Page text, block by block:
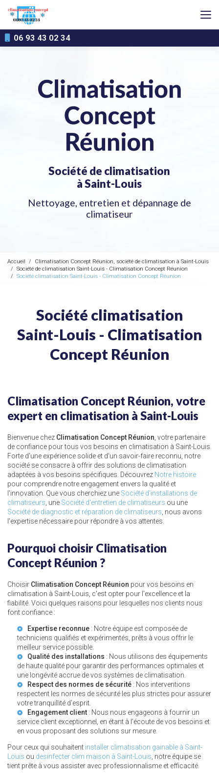
contenu
principal
06 93 43 02 34
Société de climatisation
à Saint-Louis
Nettoyage, entretien et dépannage de
climatiseur
Accueil
Climatisation Concept Réunion, société de climatisation à Saint-Louis
Société de climatisation Saint-Louis - Climatisation Concept Réunion
Société climatisation Saint-Louis - Climatisation Concept Réunion
Société climatisation
Saint-Louis - Climatisation
Concept Réunion
Climatisation Concept Réunion, votre
expert en climatisation à Saint-Louis
Bienvenue chez Climatisation Concept Réunion , votre partenaire
de confiance pour tous vos besoins en climatisation à Saint-Louis.
Forte d'une expérience solide et d'un savoir-faire reconnu, notre
société se consacre à offrir des solutions de climatisation
adaptées à vos besoins spécifiques. Découvrez Notre histoire
pour comprendre notre engagement envers la qualité et
l'innovation. Que vous cherchiez une Société d'installations de
climatiseurs , une Société d'entretien de climatiseurs ou une
Société de diagnostic et réparation de climatiseurs , nous avons
l'expertise nécessaire pour répondre à vos attentes.
Pourquoi choisir Climatisation
Concept Réunion ?
Choisir Climatisation Concept Réunion pour vos besoins en
climatisation à Saint-Louis, c'est opter pour l'excellence et la
fiabilité. Voici quelques raisons pour lesquelles nos clients nous
font confiance :
Expertise reconnue : Notre équipe est composée de
techniciens qualifiés et expérimentés, prêts à vous offrir le
meilleur service possible.
Qualité des installations : Nous utilisons des équipements
de haute qualité pour garantir des performances optimales et
une longévité accrue de vos systèmes de climatisation.
Respect des normes de sécurité : Nos interventions
respectent les normes de sécurité les plus strictes pour assurer
votre tranquillité d'esprit.
Engagement client : Nous nous engageons à fournir un
service client exceptionnel, en étant à l'écoute de vos besoins et
en vous proposant des solutions sur mesure.
Pour ceux qui souhaitent installer climatisation gainable à Saint-
Louis ou desinfecter clim maison à Saint-Louis , notre équipe se
tient prête à vous assister avec professionnalisme et efficacité.